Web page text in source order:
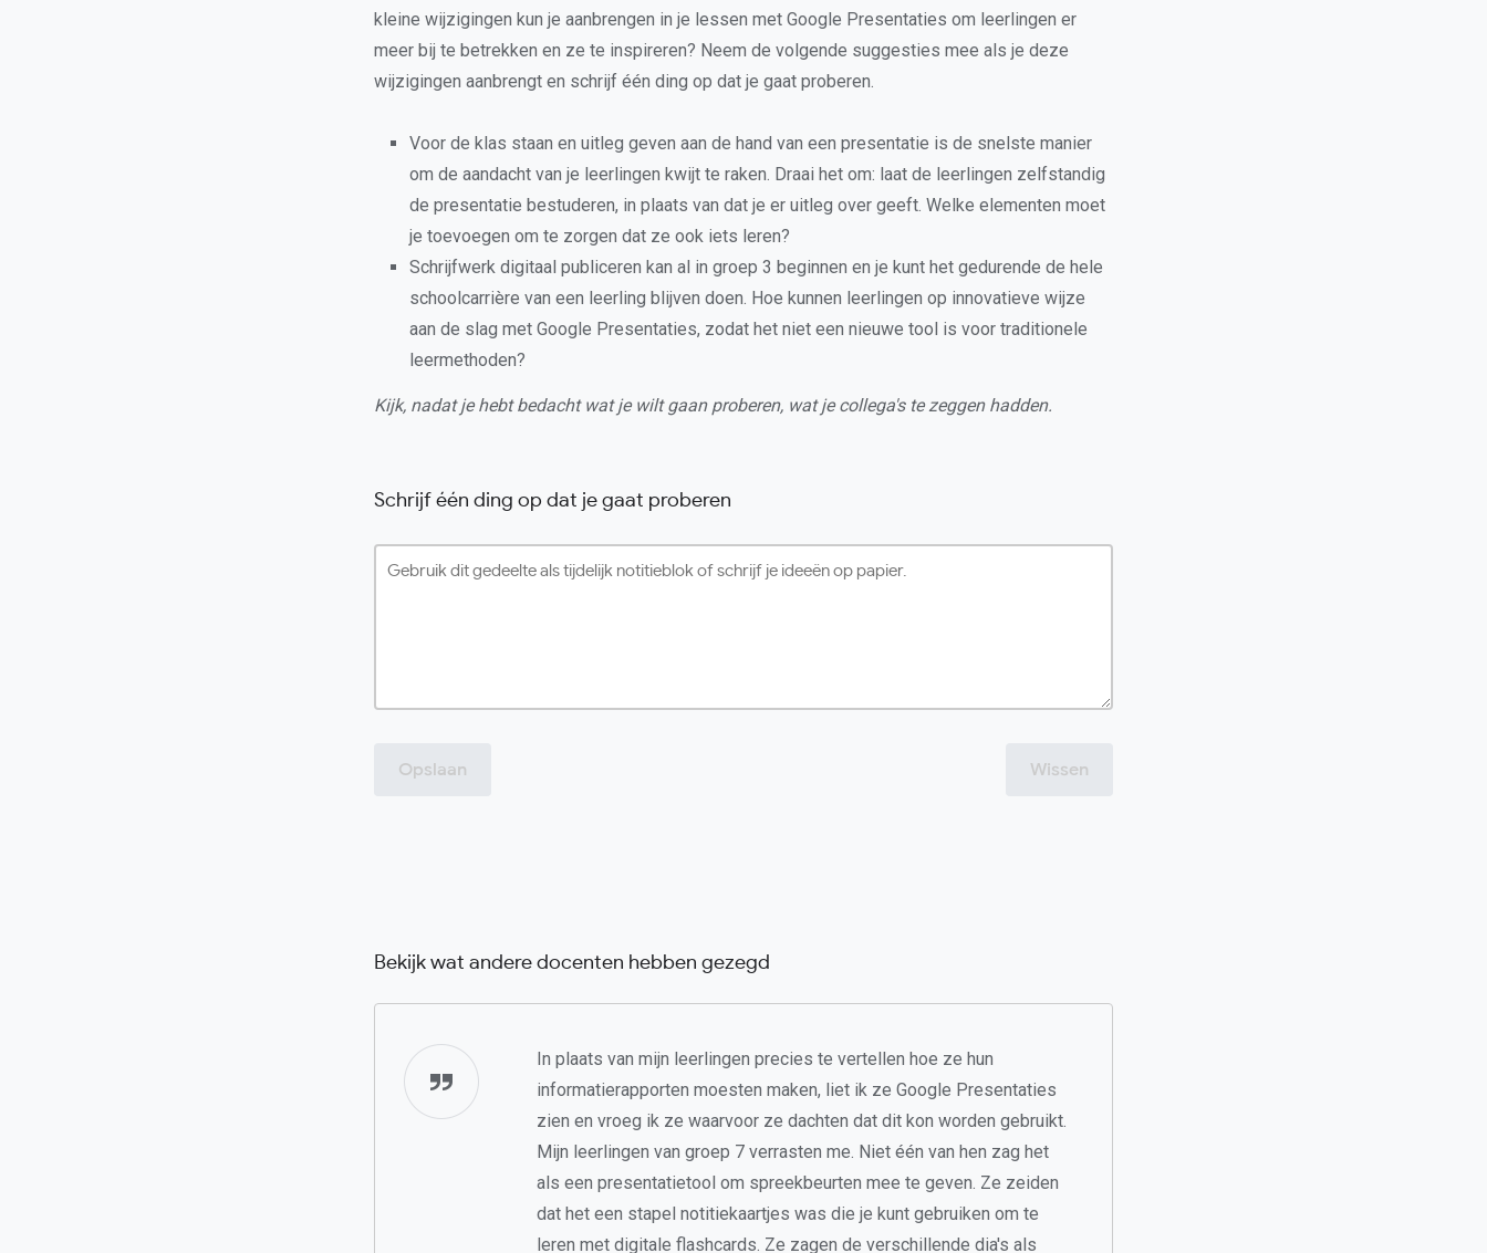
kleine wijzigingen kun je aanbrengen in je lessen met Google Presentaties om leerlingen er
meer bij te betrekken en ze te inspireren? Neem de volgende suggesties mee als je deze
wijzigingen aanbrengt en schrijf één ding op dat je gaat proberen.
Voor de klas staan en uitleg geven aan de hand van een presentatie is de snelste manier
om de aandacht van je leerlingen kwijt te raken. Draai het om: laat de leerlingen zelfstandig
de presentatie bestuderen, in plaats van dat je er uitleg over geeft. Welke elementen moet
je toevoegen om te zorgen dat ze ook iets leren?
Schrijfwerk digitaal publiceren kan al in groep 3 beginnen en je kunt het gedurende de hele
schoolcarrière van een leerling blijven doen. Hoe kunnen leerlingen op innovatieve wijze
aan de slag met Google Presentaties, zodat het niet een nieuwe tool is voor traditionele
leermethoden?
Kijk, nadat je hebt bedacht wat je wilt gaan proberen, wat je collega's te zeggen hadden.
Schrijf één ding op dat je gaat proberen
Opslaan Wissen
Bekijk wat andere docenten hebben gezegd
In plaats van mijn leerlingen precies te vertellen hoe ze hun
informatierapporten moesten maken, liet ik ze Google Presentaties
zien en vroeg ik ze waarvoor ze dachten dat dit kon worden gebruikt.
Mijn leerlingen van groep 7 verrasten me. Niet één van hen zag het
als een presentatietool om spreekbeurten mee te geven. Ze zeiden
dat het een stapel notitiekaartjes was die je kunt gebruiken om te
leren met digitale flashcards. Ze zagen de verschillende dia's als